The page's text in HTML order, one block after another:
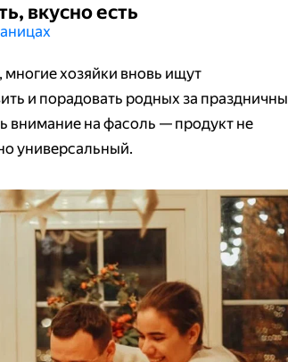
вкусно есть
многие хозяйки вновь ищут
и порадовать родных за
внимание на фасоль — продукт не
универсальный.